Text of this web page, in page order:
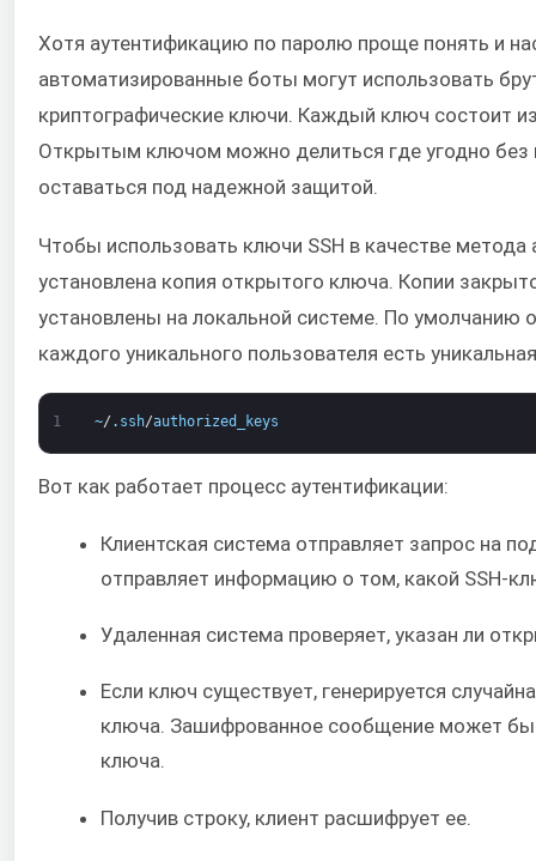
Хотя аутентификацию по паролю проще понять и
автоматизированные боты могут использовать
криптографические ключи. Каждый ключ состоит
Открытым ключом можно делиться где угодно
оставаться под надежной защитой.
Чтобы использовать ключи SSH в качестве
установлена копия открытого ключа. Копии
установлены на локальной системе. По
каждого уникального пользователя есть
1 ~/ . ssh/authorized_keys
Вот как работает процесс аутентификации:
Клиентская система отправляет запрос на
отправляет информацию о том, какой SSH-
Удаленная система проверяет, указан ли
Если ключ существует, генерируется
ключа. Зашифрованное сообщение может
ключа.
Получив строку, клиент расшифрует ее.